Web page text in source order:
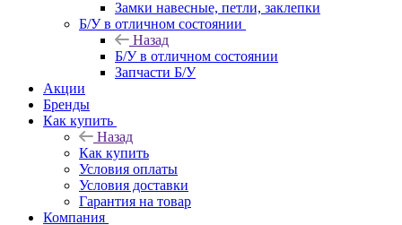
Замки навесные, петли, заклепки
Б/У в отличном состоянии
Назад
Б/У в отличном состоянии
Запчасти Б/У
Акции
Бренды
Как купить
Назад
Как купить
Условия оплаты
Условия доставки
Гарантия на товар
Компания